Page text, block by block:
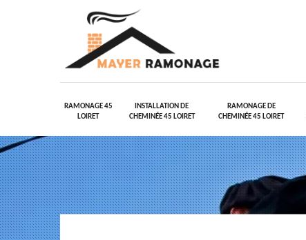
RAMONAGE 45
LOIRET
INSTALLATION DE
CHEMINÉE 45 LOIRET
RAMONAGE DE
CHEMINÉE 45 LOIRET